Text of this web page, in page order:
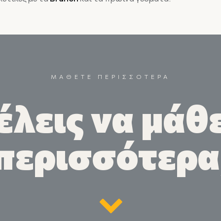
ΜΑΘΕΤΕ ΠΕΡΙΣΣΟΤΕΡΑ
να